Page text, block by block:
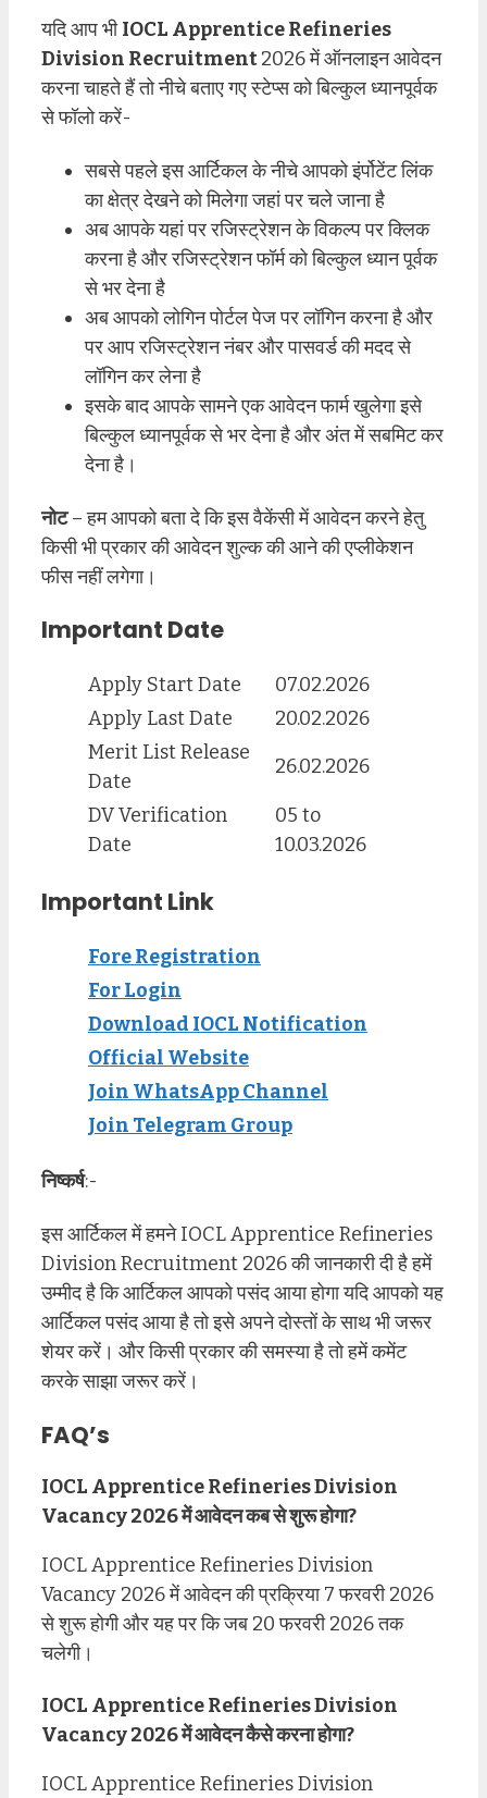
यदि आप भीIOCL Apprentice Refineries
Division Recruitment2026 में ऑनलाइन आवेदन
करना चाहते हैं तो नीचे बताए गए स्टेप्स को बिल्कुल ध्यानपूर्वक
से फॉलो करें-
सबसे पहले इस आर्टिकल के नीचे आपको इंर्पोटेंट लिंक
का क्षेत्र देखने को मिलेगा जहां पर चले जाना है
अब आपके यहां पर रजिस्ट्रेशन के विकल्प पर क्लिक
करना है और रजिस्ट्रेशन फॉर्म को बिल्कुल ध्यान पूर्वक
से भर देना है
अब आपको लोगिन पोर्टल पेज पर लॉगिन करना है और
पर आप रजिस्ट्रेशन नंबर और पासवर्ड की मदद से
लॉगिन कर लेना है
इसके बाद आपके सामने एक आवेदन फार्म खुलेगा इसे
बिल्कुल ध्यानपूर्वक से भर देना है और अंत में सबमिट कर
देना है।
नोट– हम आपको बता दे कि इस वैकेंसी में आवेदन करने हेतु
किसी भी प्रकार की आवेदन शुल्क की आने की एप्लीकेशन
फीस नहीं लगेगा।
Important Date
Apply Start Date
07.02.2026
Apply Last Date
20.02.2026
Merit List Release
Date
26.02.2026
DV Verification
Date
05 to
10.03.2026
Important Link
Fore Registration
For Login
Download IOCL Notification
Official Website
Join WhatsApp Channel
Join Telegram Group
निष्कर्ष:-
इस आर्टिकल में हमने IOCL Apprentice Refineries
Division Recruitment 2026 की जानकारी दी है हमें
उम्मीद है कि आर्टिकल आपको पसंद आया होगा यदि आपको यह
आर्टिकल पसंद आया है तो इसे अपने दोस्तों के साथ भी जरूर
शेयर करें। और किसी प्रकार की समस्या है तो हमें कमेंट
करके साझा जरूर करें।
FAQ’s
IOCL Apprentice Refineries Division
Vacancy 2026 में आवेदन कब से शुरू होगा?
IOCL Apprentice Refineries Division
Vacancy 2026 में आवेदन की प्रक्रिया 7 फरवरी 2026
से शुरू होगी और यह पर कि जब 20 फरवरी 2026 तक
चलेगी।
IOCL Apprentice Refineries Division
Vacancy 2026 में आवेदन कैसे करना होगा?
IOCL Apprentice Refineries Division